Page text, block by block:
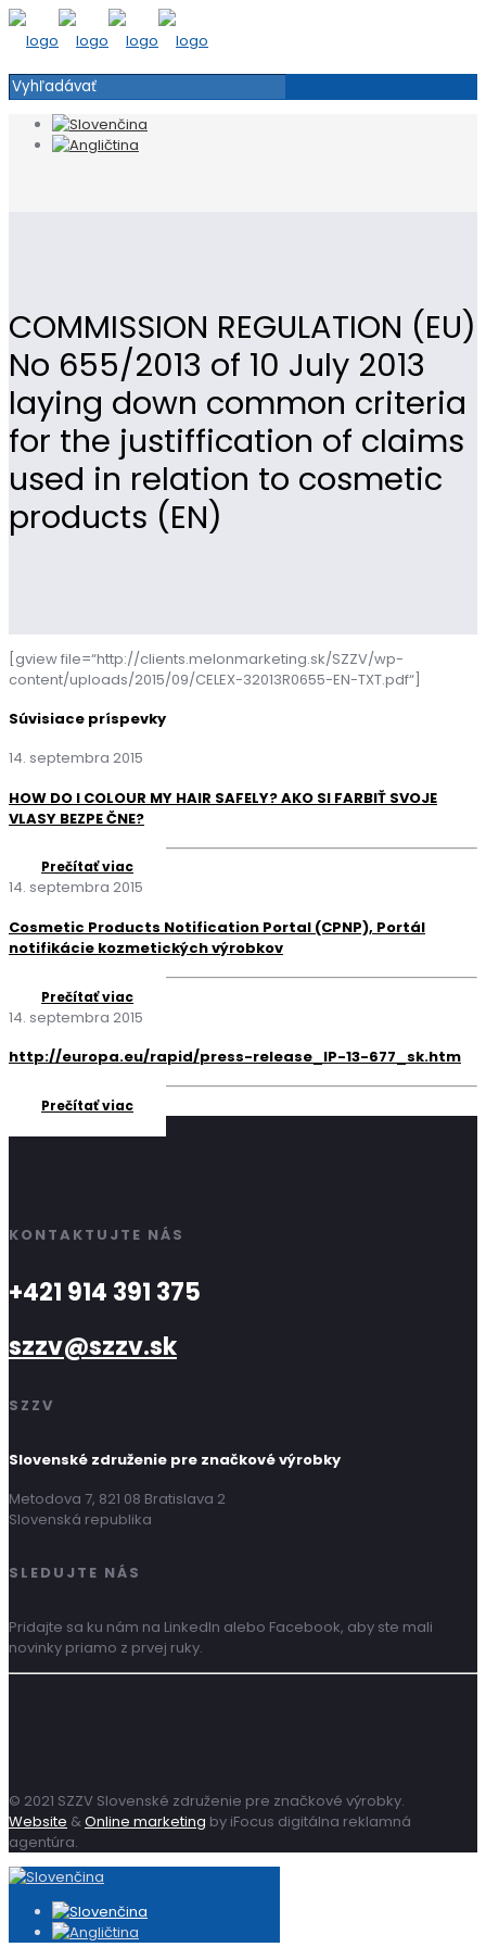
COMMISSION REGULATION (EU)
No 655/2013 of 10 July 2013
laying down common criteria
for the justiffication of claims
used in relation to cosmetic
products (EN)
[gview file=“http://clients.melonmarketing.sk/SZZV/wp-
content/uploads/2015/09/CELEX-32013R0655-EN-TXT.pdf“]
Súvisiace príspevky
14. septembra 2015
HOW DO I COLOUR MY HAIR SAFELY? AKO SI FARBIŤ SVOJE
VLASY BEZPE ČNE?
Prečítať viac
14. septembra 2015
Cosmetic Products Notification Portal (CPNP), Portál
notifikácie kozmetických výrobkov
Prečítať viac
14. septembra 2015
http://europa.eu/rapid/press-release_IP-13-677_sk.htm
Prečítať viac
KONTAKTUJTE NÁS
+421 914 391 375
szzv@szzv.sk
SZZV
Slovenské združenie pre značkové výrobky
Metodova 7, 821 08 Bratislava 2
Slovenská republika
SLEDUJTE NÁS
Pridajte sa ku nám na LinkedIn alebo Facebook, aby ste mali
novinky priamo z prvej ruky.
© 2021 SZZV Slovenské združenie pre značkové výrobky.
Website &Online marketing by iFocus digitálna reklamná
agentúra.